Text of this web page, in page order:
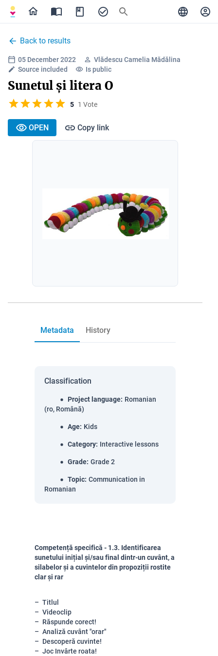
Back to results
05 December 2022
Vlădescu Camelia Mădălina
Source included
Is public
Sunetul și litera O
5 1 Vote
OPEN Copy link
Metadata History
Classification
Project language: Romanian
(ro, Română)
Age: Kids
Category: Interactive lessons
Grade: Grade 2
Topic: Communication in
Romanian
Competență specifică - 1.3. Identificarea
sunetului inițial și/sau final dintr-un cuvânt, a
silabelor și a cuvintelor din propoziții rostite
clar și rar
Titlul
Videoclip
Răspunde corect!
Analiză cuvânt "orar"
Descoperă cuvinte!
Joc Invârte roata!